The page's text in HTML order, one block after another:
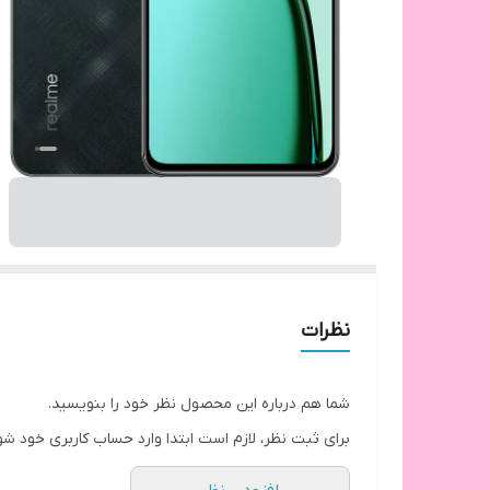
نظرات
شما هم درباره این محصول نظر خود را بنویسید.
برای ثبت نظر، لازم است ابتدا وارد حساب کاربری خود